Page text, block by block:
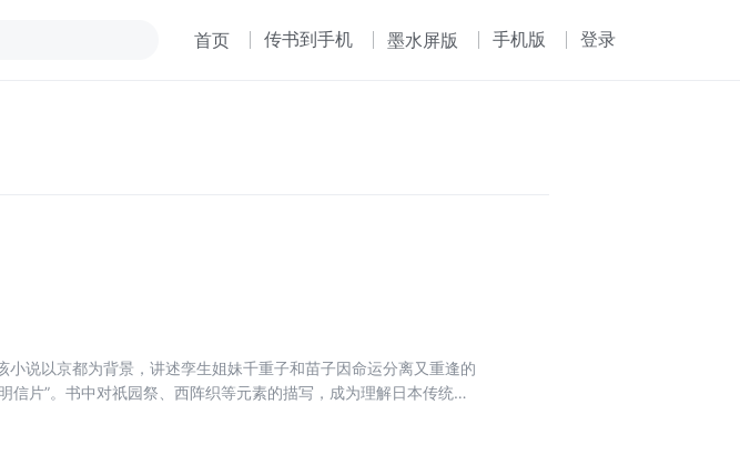
首页 传书到手机 墨水屏版 手机版 登录
说以京都为背景，讲述孪生姐妹千重子和苗子因命运分离又重逢的
片”。书中对祇园祭、西阵织等元素的描写，成为理解日本传统美